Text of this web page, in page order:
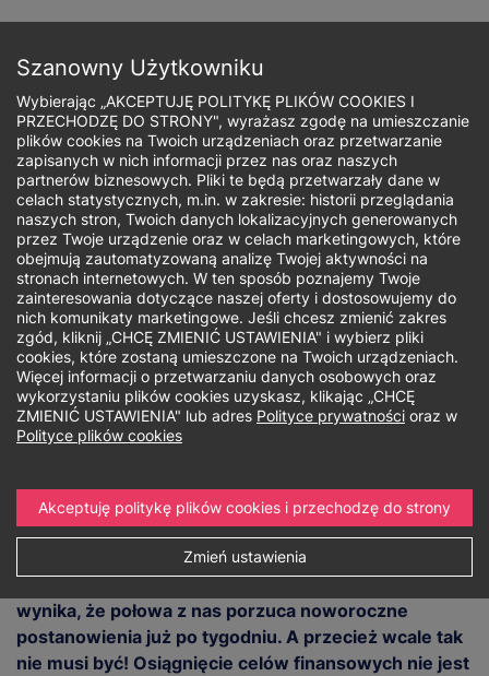
treści
Ścieżka
nawigacyjna
Finansowe
postanowienia
noworoczne
Joanna Myślińska-Wieprow Artykuł Finanse 1 min 11.01.2023
Początek nowego roku sprzyja podejmowaniu
postanowień na cały rok. Dość często mają one
charakter finansowy. Z przeprowadzonych badań
wynika, że połowa z nas porzuca noworoczne
postanowienia już po tygodniu. A przecież wcale tak
nie musi być! Osiągnięcie celów finansowych nie jest
Szanowny Użytkowniku
Wybierając „AKCEPTUJĘ POLITYKĘ PLIKÓW COOKIES I
PRZECHODZĘ DO STRONY", wyrażasz zgodę na umieszczanie
plików cookies na Twoich urządzeniach oraz przetwarzanie
zapisanych w nich informacji przez nas oraz naszych
partnerów biznesowych. Pliki te będą przetwarzały dane w
celach statystycznych, m.in. w zakresie: historii przeglądania
naszych stron, Twoich danych lokalizacyjnych generowanych
przez Twoje urządzenie oraz w celach marketingowych, które
obejmują zautomatyzowaną analizę Twojej aktywności na
stronach internetowych. W ten sposób poznajemy Twoje
zainteresowania dotyczące naszej oferty i dostosowujemy do
nich komunikaty marketingowe. Jeśli chcesz zmienić zakres
zgód, kliknij „CHCĘ ZMIENIĆ USTAWIENIA" i wybierz pliki
cookies, które zostaną umieszczone na Twoich urządzeniach.
Więcej informacji o przetwarzaniu danych osobowych oraz
wykorzystaniu plików cookies uzyskasz, klikając „CHCĘ
ZMIENIĆ USTAWIENIA" lub adres Polityce prywatności oraz w
Polityce plików cookies
Zmień ustawienia
Akceptuję politykę plików cookies i przechodzę do strony